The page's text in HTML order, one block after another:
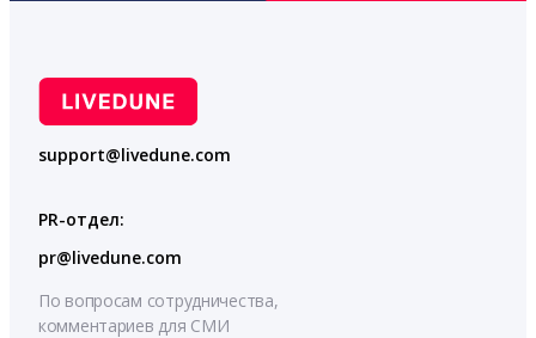
support@livedune.com
PR-отдел:
pr@livedune.com
По вопросам сотрудничества,
комментариев для СМИ